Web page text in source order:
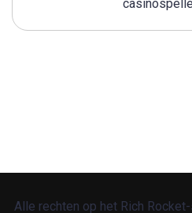
Alle rechten op het Rich